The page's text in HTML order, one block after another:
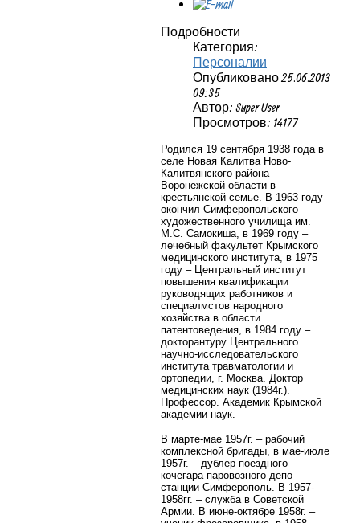
Подробности
Категория:
Персоналии
Опубликовано 25.06.2013
09:35
Автор: Super User
Просмотров: 14177
Родился 19 сентября 1938 года в
селе Новая Калитва Ново-
Калитвянского района
Воронежской области в
крестьянской семье. В 1963 году
окончил Симферопольского
художественного училища им.
М.С. Самокиша, в 1969 году –
лечебный факультет Крымского
медицинского института, в 1975
году – Центральный институт
повышения квалификации
руководящих работников и
специалмстов народного
хозяйства в области
патентоведения, в 1984 году –
докторантуру Центрального
научно-исследовательского
института травматологии и
ортопедии, г. Москва. Доктор
медицинских наук (1984г.).
Профессор. Академик Крымской
академии наук.
В марте-мае 1957г. – рабочий
комплексной бригады, в мае-июле
1957г. – дублер поездного
кочегара паровозного депо
станции Симферополь. В 1957-
1958гг. – служба в Советской
Армии. В июне-октябре 1958г. –